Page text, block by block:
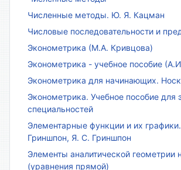
Численные методы. Ю. Я. Кацман
Числовые последовательности и
Эконометрика (М.А. Кривцова)
Эконометрика - учебное пособие
Эконометрика для начинающих.
Эконометрика. Учебное пособие для
специальностей
Элементарные функции и их
Гриншпон, Я. С. Гриншпон
Элементы аналитической геометрии
(уравнения прямой)